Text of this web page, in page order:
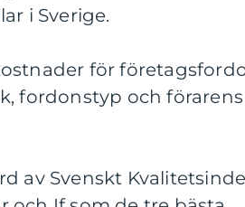
i Sverige.
för
fordonstyp och
av Svenskt